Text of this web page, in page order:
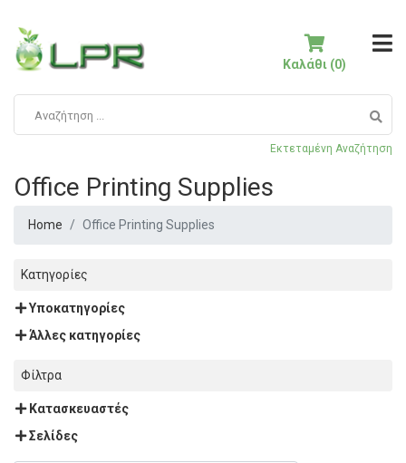
Εκτεταμένη Αναζήτηση
Καλάθι (0)
Office Printing Supplies
Home Office Printing Supplies
Κατηγορίες
Υποκατηγορίες
Άλλες κατηγορίες
Φίλτρα
Κατασκευαστές
Σελίδες